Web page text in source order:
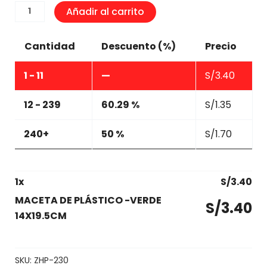
MACETA
PLÁSTICO
VERDE
cantidad
Añadir al carrito
Cantidad Descuento (%) Precio
1 - 11 — S/3.40
12 - 239 60.29 % S/1.35
240+ 50 % S/1.70
1x S/3.40
MACETA DE PLÁSTICO -VERDE
14X19.5CM
S/3.40
SKU: ZHP-230